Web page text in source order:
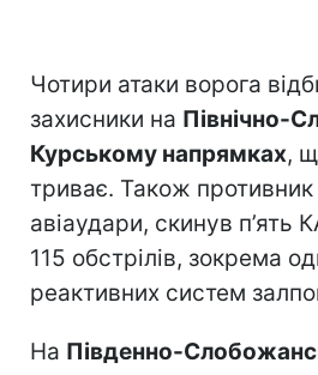
Чотири атаки ворога
захисники на Північно-
Курському напрямках,
триває. Також
авіаудари, скинув п’ять
115 обстрілів, зокрема
реактивних систем
На Південно-